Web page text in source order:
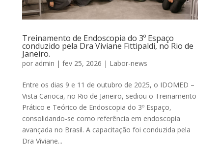
Treinamento de Endoscopia do 3º Espaço
conduzido pela Dra Viviane Fittipaldi, no Rio de
Janeiro.
por admin | fev 25, 2026 | Labor-news
Entre os dias 9 e 11 de outubro de 2025, o IDOMED –
Vista Carioca, no Rio de Janeiro, sediou o Treinamento
Prático e Teórico de Endoscopia do 3º Espaço,
consolidando-se como referência em endoscopia
avançada no Brasil. A capacitação foi conduzida pela
Dra Viviane...